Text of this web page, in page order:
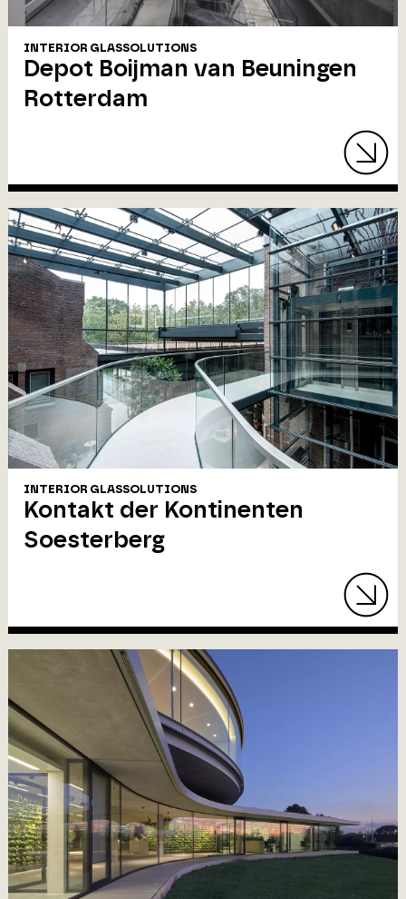
INTERIOR GLASSOLUTIONS
Depot Boijman van Beuningen
Rotterdam
INTERIOR GLASSOLUTIONS
Kontakt der Kontinenten
Soesterberg